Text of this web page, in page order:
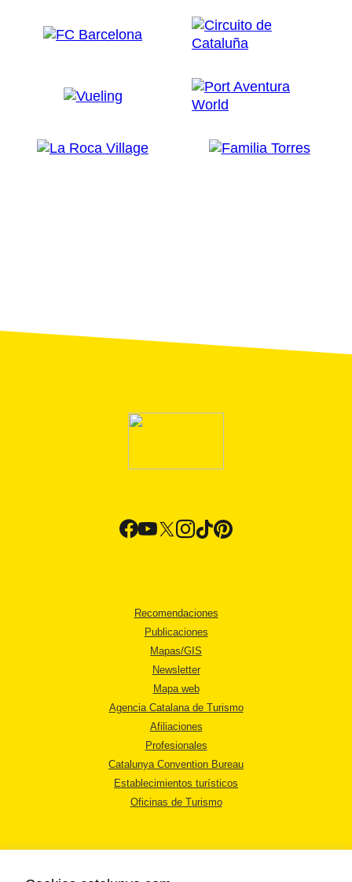
Recomendaciones
Publicaciones
Mapas/GIS
Newsletter
Mapa web
Agencia Catalana de Turismo
Afiliaciones
Profesionales
Catalunya Convention Bureau
Establecimientos turísticos
Oficinas de Turismo